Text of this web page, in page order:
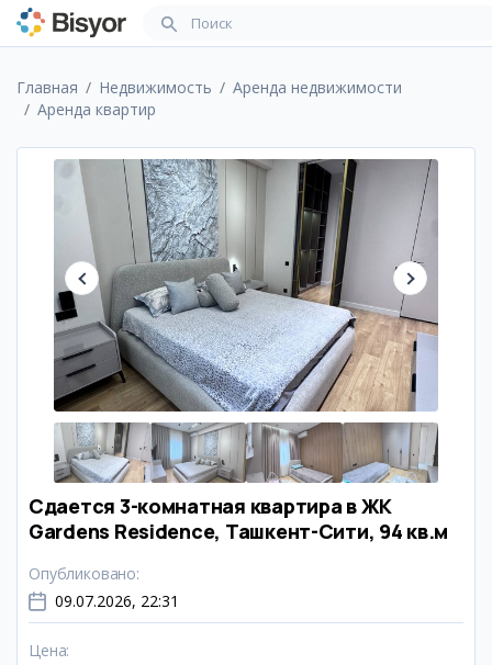
Главная Недвижимость
Аренда недвижимости
Аренда квартир
Сдается 3-комнатная квартира в ЖК
Gardens Residence, Ташкент-Сити, 94 кв.м
Опубликовано:
09.07.2026, 22:31
Цена: